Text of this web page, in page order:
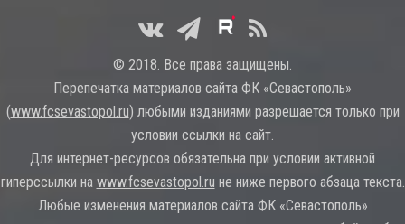
© 2018. Все права защищены.
Перепечатка материалов сайта ФК «Севастополь»
(www.fcsevastopol.ru) любыми изданиями разрешается только при
условии ссылки на сайт.
Для интернет-ресурсов обязательна при условии активной
гиперссылки на www.fcsevastopol.ru не ниже первого абзаца текста.
Любые изменения материалов сайта ФК «Севастополь»